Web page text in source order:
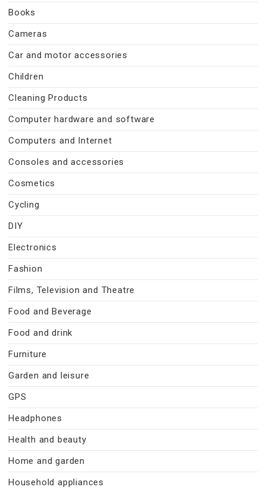
Books
Cameras
Car and motor accessories
Children
Cleaning Products
Computer hardware and software
Computers and Internet
Consoles and accessories
Cosmetics
Cycling
DIY
Electronics
Fashion
Films, Television and Theatre
Food and Beverage
Food and drink
Furniture
Garden and leisure
GPS
Headphones
Health and beauty
Home and garden
Household appliances